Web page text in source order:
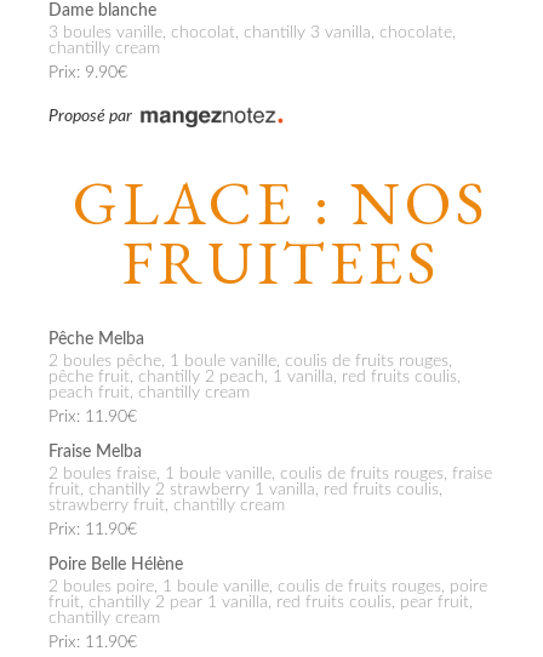
Dame blanche
3 boules vanille, chocolat, chantilly 3 vanilla, chocolate,
chantilly cream
Prix: 9.90€
Proposé par
GLACE : NOS
FRUITEES
Pêche Melba
2 boules pêche, 1 boule vanille, coulis de fruits rouges,
pêche fruit, chantilly 2 peach, 1 vanilla, red fruits coulis,
peach fruit, chantilly cream
Prix: 11.90€
Fraise Melba
2 boules fraise, 1 boule vanille, coulis de fruits rouges, fraise
fruit, chantilly 2 strawberry 1 vanilla, red fruits coulis,
strawberry fruit, chantilly cream
Prix: 11.90€
Poire Belle Hélène
2 boules poire, 1 boule vanille, coulis de fruits rouges, poire
fruit, chantilly 2 pear 1 vanilla, red fruits coulis, pear fruit,
chantilly cream
Prix: 11.90€